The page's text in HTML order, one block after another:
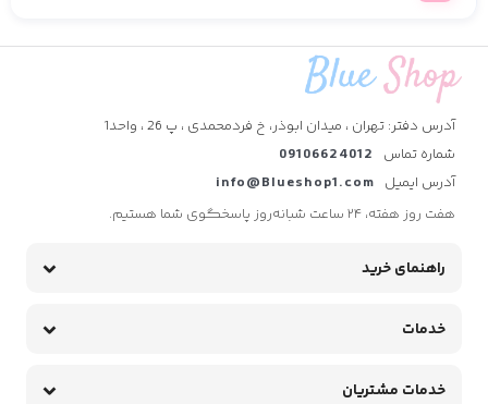
آدرس دفتر: تهران ، میدان ابوذر، خ فردمحمدی ، پ 26 ، واحد1
شماره تماس 09106624012
آدرس ایمیل info@Blueshop1.com
هفت روز هفته، ۲۴ ساعت شبانه‌روز پاسخگوی شما هستیم.
راهنمای خرید
خدمات
خدمات مشتریان